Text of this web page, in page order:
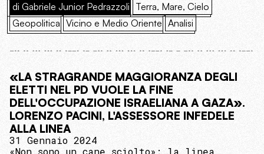
di Gabriele Junior Pedrazzoli Terra, Mare, Cielo
Geopolitica Vicino e Medio Oriente Analisi
«LA STRAGRANDE MAGGIORANZA DEGLI
ELETTI NEL PD VUOLE LA FINE
DELL'OCCUPAZIONE ISRAELIANA A GAZA».
LORENZO PACINI, L'ASSESSORE INFEDELE
ALLA LINEA
31 Gennaio 2024